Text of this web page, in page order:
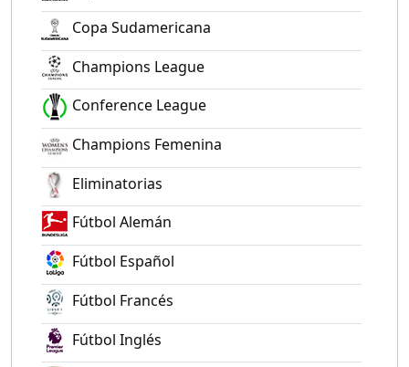
Copa Sudamericana
Champions League
Conference League
Champions Femenina
Eliminatorias
Fútbol Alemán
Fútbol Español
Fútbol Francés
Fútbol Inglés